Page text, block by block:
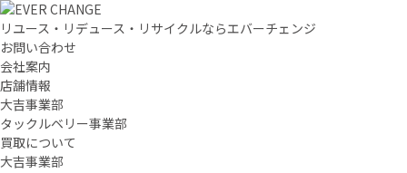
リユース・リデュース・リサイクルならエバーチェンジ
お問い合わせ
会社案内
店舗情報
大吉事業部
タックルベリー事業部
買取について
大吉事業部